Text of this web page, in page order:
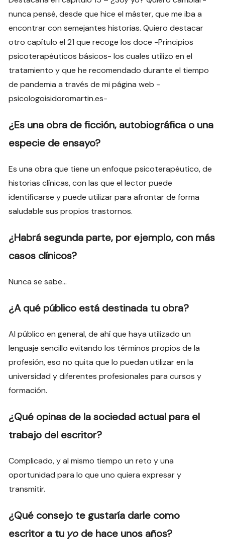
nunca pensé, desde que hice el máster, que me iba a
encontrar con semejantes historias. Quiero destacar
otro capítulo el 21 que recoge los doce -Principios
psicoterapéuticos básicos- los cuales utilizo en el
tratamiento y que he recomendado durante el tiempo
de pandemia a través de mi página web -
psicologoisidoromartin.es-
¿Es una obra de ficción, autobiográfica o una
especie de ensayo?
Es una obra que tiene un enfoque psicoterapéutico, de
historias clínicas, con las que el lector puede
identificarse y puede utilizar para afrontar de forma
saludable sus propios trastornos.
¿Habrá segunda parte, por ejemplo, con más
casos clínicos?
Nunca se sabe…
¿A qué público está destinada tu obra?
Al público en general, de ahí que haya utilizado un
lenguaje sencillo evitando los términos propios de la
profesión, eso no quita que lo puedan utilizar en la
universidad y diferentes profesionales para cursos y
formación.
¿Qué opinas de la sociedad actual para el
trabajo del escritor?
Complicado, y al mismo tiempo un reto y una
oportunidad para lo que uno quiera expresar y
transmitir.
¿Qué consejo te gustaría darle como
escritor a tu yo de hace unos años?